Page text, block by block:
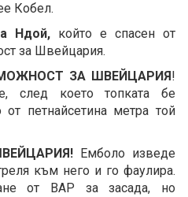
Кобел.
Ндой, който е спасен от
за Швейцария.
ЗА ШВЕЙЦАРИЯ !
след което топката бе
петнайсетина метра той
Емболо изведе
към него и го фаулира.
от ВАР за засада, но